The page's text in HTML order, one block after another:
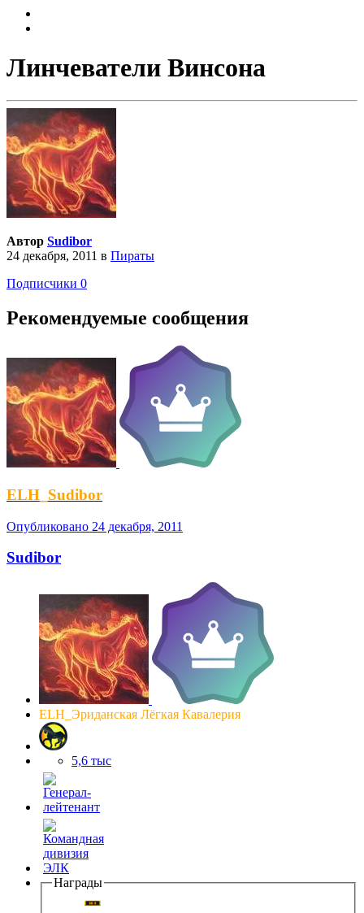
Линчеватели Винсона
Автор Sudibor
24 декабря, 2011 в Пираты
Подписчики 0
Рекомендуемые сообщения
ELH_Sudibor
Опубликовано 24 декабря, 2011
Sudibor
ELH_Эриданская Лёгкая Кавалерия
5,6 тыс
Награды